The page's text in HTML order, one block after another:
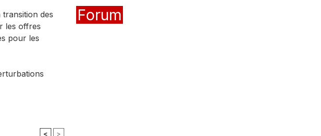
des
les offres
pour les
< >
Forum